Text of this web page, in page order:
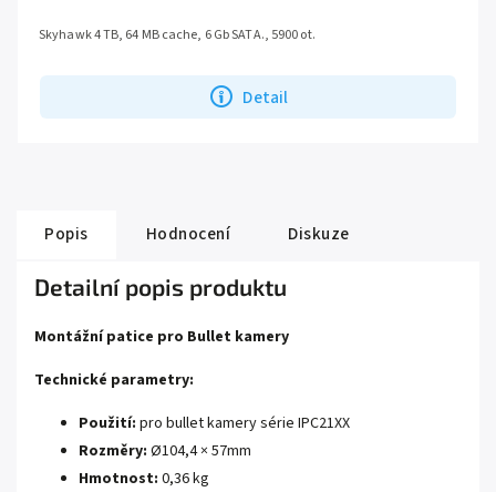
Detail
Skyhawk 4 TB, 64 MB cache, 6 Gb SATA., 5900 ot.
Popis Hodnocení Diskuze
Detailní popis produktu
Montážní patice pro Bullet kamery
Technické parametry:
Použití: pro bullet kamery série IPC21XX
Rozměry: Ø104,4 × 57mm
Hmotnost: 0,36 kg